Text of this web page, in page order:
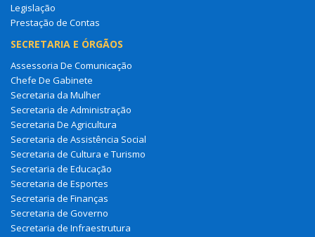
Legislação
Prestação de Contas
SECRETARIA E ÓRGÃOS
Assessoria De Comunicação
Chefe De Gabinete
Secretaria da Mulher
Secretaria de Administração
Secretaria De Agricultura
Secretaria de Assistência Social
Secretaria de Cultura e Turismo
Secretaria de Educação
Secretaria de Esportes
Secretaria de Finanças
Secretaria de Governo
Secretaria de Infraestrutura